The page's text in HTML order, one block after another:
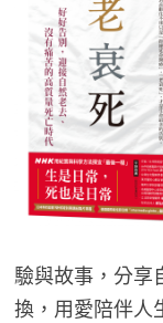
驗與故事，分享
換，用愛陪伴人